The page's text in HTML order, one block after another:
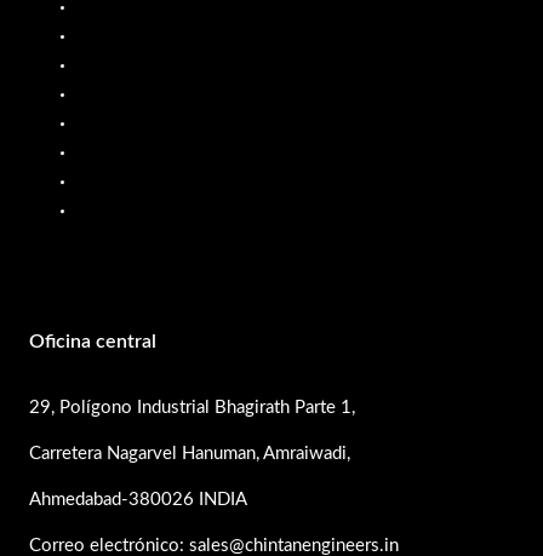
Oficina central
29, Polígono Industrial Bhagirath Parte 1,
Carretera Nagarvel Hanuman, Amraiwadi,
Ahmedabad-380026 INDIA
Correo electrónico: sales@chintanengineers.in